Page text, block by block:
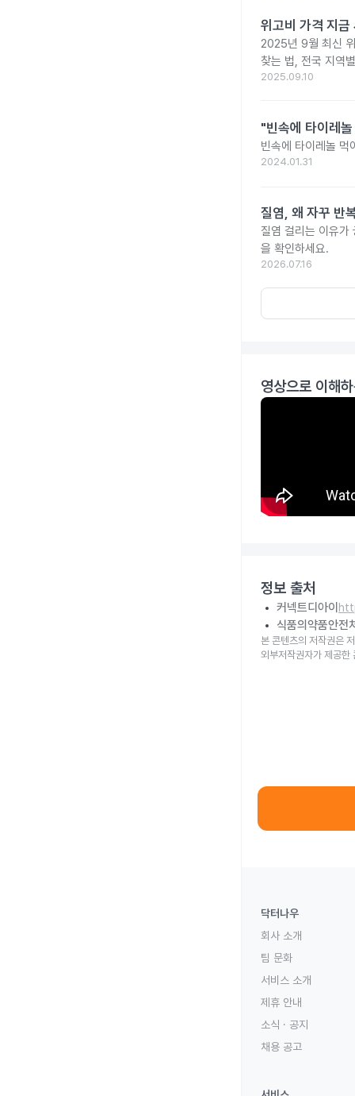
위고비 가격 지금
2025년 9월 최신
찾는 법, 전국 지역
2025.09.10
"빈속에 타이레
빈속에 타이레놀 먹
2024.01.31
질염, 왜 자꾸 반
질염 걸리는 이유가
을 확인하세요.
2026.07.16
영상으로 이해
정보 출처
커넥트디아이
식품의약품안전
본 콘텐츠의 저작권은
외부저작권자가 제공한
닥터나우
회사 소개
팀 문화
서비스 소개
제휴 안내
소식 · 공지
채용 공고